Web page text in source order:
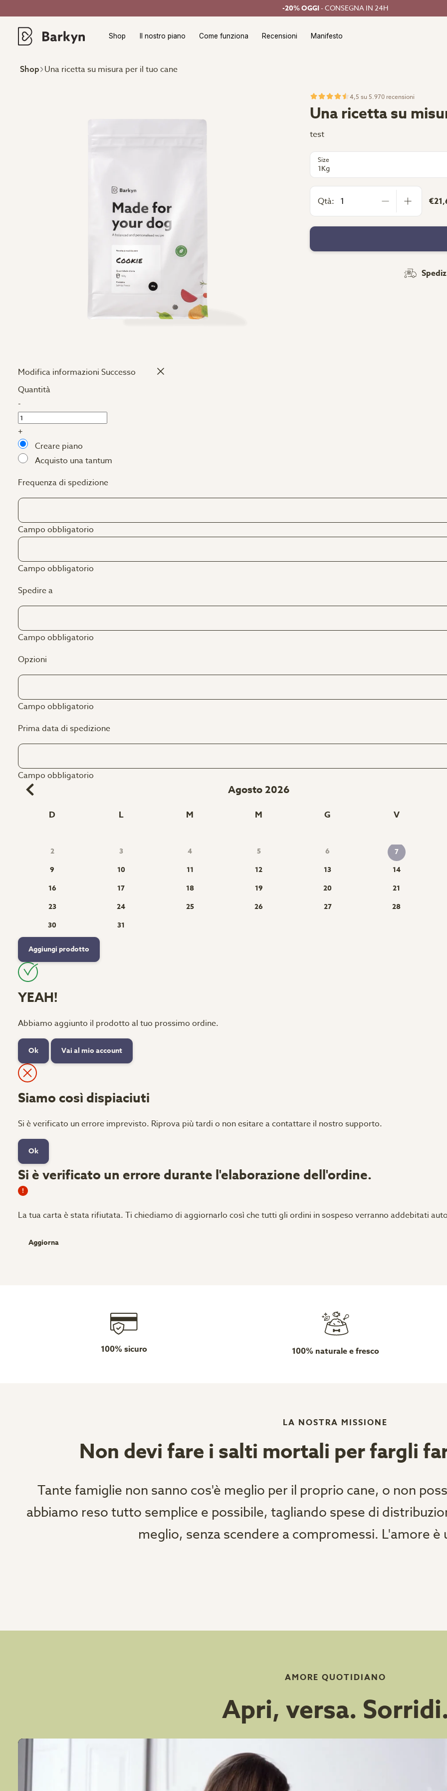
-20% OGGI- CONSEGNA IN 24H
Shop Il nostro piano Come funziona Recensioni Manifesto
Shop Una ricetta su misura per il tuo cane
4,5 su 5.970 recensioni
Una ricetta su
test
Size
1Kg
Qtà:
Modifica informazioni Successo
Quantità
-
+
Creare piano
Acquisto una tantum
Frequenza di spedizione
Campo obbligatorio
Campo obbligatorio
Spedire a
Campo obbligatorio
Opzioni
Campo obbligatorio
Prima data di spedizione
Campo obbligatorio
Agosto 2026
D L M M G V
2 3 4 5 6
7
9
10 11 12 13
14
16
17 18 19 20
21
23
24 25 26 27
28
30
31
Aggiungi prodotto
YEAH!
Abbiamo aggiunto il prodotto al tuo prossimo ordine.
Ok Vai al mio account
Siamo così dispiaciuti
Si è verificato un errore imprevisto. Riprova più tardi o non esitare a contattare il nostro supporto.
Ok
Si è verificato un errore durante l'elaborazione dell'ordine.
La tua carta è stata rifiutata. Ti chiediamo di aggiornarlo così che tutti gli ordini in sospeso verranno addebitati
Aggiorna
100% sicuro 100% naturale e fresco
LA NOSTRA MISSIONE
Non devi fare i salti mortali per fargli
Tante famiglie non sanno cos'è meglio per il proprio cane, o non
abbiamo reso tutto semplice e possibile, tagliando spese di
meglio, senza scendere a compromessi. L'amore è
AMORE QUOTIDIANO
Apri, versa.